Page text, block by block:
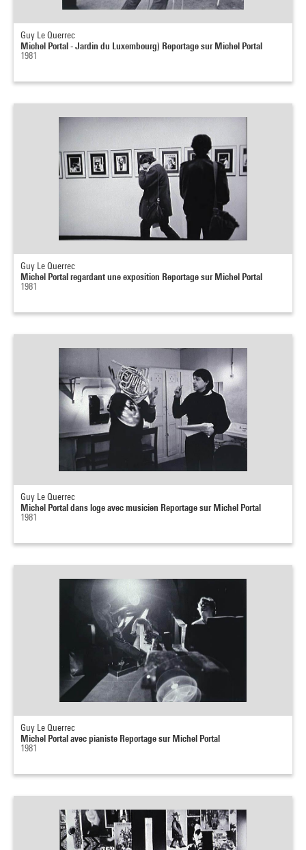
Guy Le Querrec
Michel Portal - Jardin du Luxembourg) Reportage sur Michel Portal
1981
Guy Le Querrec
Michel Portal regardant une exposition Reportage sur Michel Portal
1981
Guy Le Querrec
Michel Portal dans loge avec musicien Reportage sur Michel Portal
1981
Guy Le Querrec
Michel Portal avec pianiste Reportage sur Michel Portal
1981